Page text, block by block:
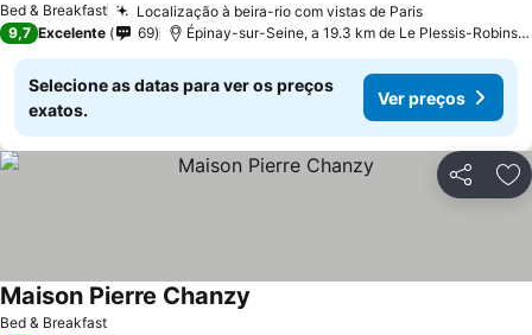
Bed & Breakfast Localização à beira-rio com vistas de Paris
9,7 Excelente 69 Épinay-sur-Seine, a 19.3 km de Le Plessis-Robinson
Selecione as datas para ver os preços
exatos.
Ver preços
Partilhar
Bed & Breakfast
Maison Pierre Chanzy